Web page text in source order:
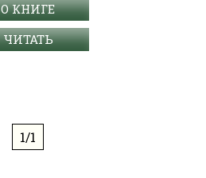
О КНИГЕ
ЧИТАТЬ
1/1